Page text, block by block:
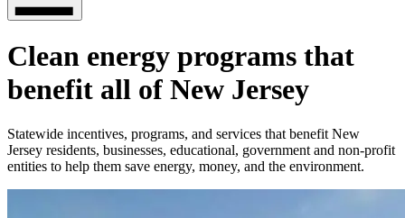
Clean energy programs that
benefit all of New Jersey
Statewide incentives, programs, and services that benefit New
Jersey residents, businesses, educational, government and non-profit
entities to help them save energy, money, and the environment.​​​​‌ ‍ ​‍​‍‌‍ ‌ ​‍‌‍‍‌‌‍‌ ‌‍‍‌‌‍ ‍​‍​‍​ ‍‍​‍​‍‌ ​ ‌‍​‌‌‍ ‍‌‍‍‌‌ ‌​‌ ‍‌​‍ ‍‌‍‍‌‌‍ ​‍​‍​‍ ​​‍​‍‌‍‍​‌ ​‍‌‍‌‌‌‍‌‍​‍​‍​ ‍‍​‍​‍‌‍‍​‌ ‌​‌ ‌​‌ ​​​ ‍‍​‍ ​‍ ‌‍ ​‌‍ ‌‍​ ‌‍​‌‌‍ ​‌‍‍​‌‍ ‌ ​ ‌ ‌​​ ‍‍​ ​ ​ ​ ​ ​ ​ ​ ​‍ ‌‍‍‌‌‍ ‍‌ ‌​‌‍‌‌‌‍ ‍‌ ‌​​‍ ‌‍‌‌‌‍‌​‌‍‍‌‌ ‌​​‍ ‌‍ ‌‌‍ ‌‍‌​‌‍‌‌​ ‌‌ ​​‌ ​‍‌‍‌‌‌ ​ ‌‍‌‌‌‍ ‍‌ ‌​‌‍​‌‌ ‌​‌‍‍‌‌‍ ‌‍ ‍​ ‍ ‌‍‍‌‌‍‌​​ ‌‌‍‍​‌‍ ‌‍ ‌‌‍‌‌‌ ​​‌‍​‌‌‍‌ ‌‍‌‌​ ‍ ‌ ‌​‌ ‍‌‌ ​​‌‍‌‌​ ‌‌‍‍​‌‍ ‌‍ ‌‌‍‌‌‌ ​​‌‍​‌‌‍‌ ‌‍‌‌​ ‍ ‌ ​​‌‍​‌‌ ‌​‌‍‍​​ ‌‌‍‍​‌‍‌‌‌ ​‍‌‍ ​‍ ‍‌‍​ ‌‍ ‌‍ ‍‌ ‌​‌‍‌‌‌‍ ‍‌ ‌​​‍‌‌​ ‌‌‌​​‍‌‌ ‌‍‍ ‌‍‌‌‌ ‍‌​‍‌‌​ ​ ‌​‌​​‍‌‌​ ​ ‌​‌​​‍‌‌​ ​‍​ ​‍‌‍‌‍​ ​‍​ ​‍‌‍​‌​ ​‌​ ‍​​ ​ ​ ‌​​ ‍‌‌‍​‌​ ‌ ​ ‌​​‍‌‌​ ​‍​ ​‍​‍‌‌​ ‌‌‌​‌​​‍ ‍‌‍​ ‌‍‍​‌‍‍‌‌‍ ​‌‍‌​‌ ​‍‌‍‌‌‌‍ ‍​‍‌‌​ ‌‌‌​​‍‌‌ ‌‍‍ ‌‍‌‌‌ ‍‌​‍‌‌​ ​ ‌​‌​​‍‌‌​ ​ ‌​‌​​‍‌‌​ ​‍​ ​‍‌‍‌‌​ ‌‍​ ​‌​ ​ ​ ‌‍​ ‍‌‌‍‌​​ ​ ​ ​ ​ ​ ​ ​​‌‍​ ​‍‌‌​ ​‍​ ​‍​‍‌‌​ ‌‌‌​‌​​‍ ‍‌ ‌​‌‍‌‌‌ ‍​‌ ‌​​ ‌‍​‍‌‍​‌‌ ​ ‌‍‌‌‌‌‌‌‌ ​‍‌‍ ​​ ‌‌‍‍​‌ ‌​‌ ‌​‌ ​​​‍‌‌​ ​ ‌​​‌​‍‌‌​ ​‍‌​‌‍​‍‌‌​ ​‍‌​‌‍‌‍ ​‌‍ ‌‍​ ‌‍​‌‌‍ ​‌‍‍​‌‍ ‌ ​ ‌ ‌​​‍‌‌​ ​ ‌​​‌​ ​ ​ ​ ​ ​ ​ ​ ​‍‌‍‌‍‍‌‌‍‌​​ ‌‌‍‍​‌‍ ‌‍ ‌‌‍‌‌‌ ​​‌‍​‌‌‍‌ ‌‍‌‌​‍‌‍‌ ‌​‌ ‍‌‌ ​​‌‍‌‌​ ‌‌‍‍​‌‍ ‌‍ ‌‌‍‌‌‌ ​​‌‍​‌‌‍‌ ‌‍‌‌​‍‌‍‌ ​​‌‍​‌‌ ‌​‌‍‍​​ ‌‌‍‍​‌‍‌‌‌ ​‍‌‍ ​‍ ‍‌‍​ ‌‍ ‌‍ ‍‌ ‌​‌‍‌‌‌‍ ‍‌ ‌​​‍‌‌​ ‌‌‌​​‍‌‌ ‌‍‍ ‌‍‌‌‌ ‍‌​‍‌‌​ ​ ‌​‌​​‍‌‌​ ​ ‌​‌​​‍‌‌​ ​‍​ ​‍‌‍‌‍​ ​‍​ ​‍‌‍​‌​ ​‌​ ‍​​ ​ ​ ‌​​ ‍‌‌‍​‌​ ‌ ​ ‌​​‍‌‌​ ​‍​ ​‍​‍‌‌​ ‌‌‌​‌​​‍ ‍‌‍​ ‌‍‍​‌‍‍‌‌‍ ​‌‍‌​‌ ​‍‌‍‌‌‌‍ ‍​‍‌‌​ ‌‌‌​​‍‌‌ ‌‍‍ ‌‍‌‌‌ ‍‌​‍‌‌​ ​ ‌​‌​​‍‌‌​ ​ ‌​‌​​‍‌‌​ ​‍​ ​‍‌‍‌‌​ ‌‍​ ​‌​ ​ ​ ‌‍​ ‍‌‌‍‌​​ ​ ​ ​ ​ ​ ​ ​​‌‍​ ​‍‌‌​ ​‍​ ​‍​‍‌‌​ ‌‌‌​‌​​‍ ‍‌ ‌​‌‍‌‌‌ ‍​‌ ‌​​‍‌‍‌ ​​‌‍‌‌‌ ​‍‌ ​ ‌ ​​‌‍‌‌‌‍​ ‌ ‌​‌‍‍‌‌ ‌‍‌‍‌‌​ ‌‌ ​​‌ ‌‌‌‍​‍‌‍ ​‌‍‍‌‌ ​ ‌‍‍​‌‍‌‌‌‍‌​​‍​‍‌ ‌